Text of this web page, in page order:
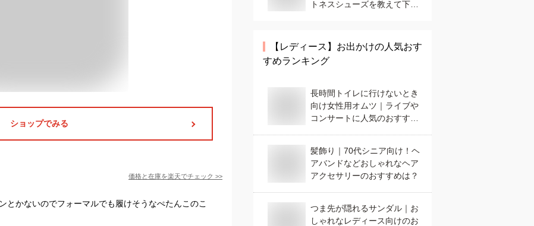
ショップでみる
価格と在庫を楽天でチェック >>
とかないのでフォーマルでも履けそうなぺたんこのこ
トネスシューズを教えて下さ
【レディース】 お出かけの人気おす
すめランキング
長時間トイレに行けないとき
向け女性用オムツ｜ライブや
コンサートに人気のおすすめ
髪飾り｜70代シニア向け！ヘ
アバンドなどおしゃれなヘア
アクセサリーのおすすめは？
つま先が隠れるサンダル｜お
しゃれなレディース向けのお